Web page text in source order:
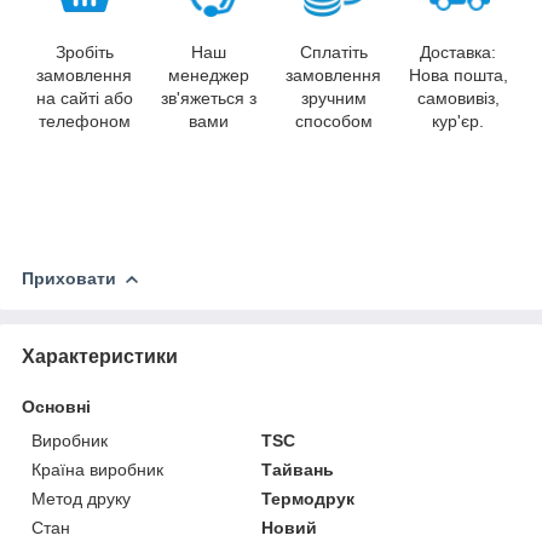
Зробіть
замовлення
на сайті або
телефоном
Наш
менеджер
зв'яжеться з
вами
Сплатіть
замовлення
зручним
способом
Доставка:
Нова пошта,
самовивіз,
кур'єр.
Приховати
Характеристики
Основні
Виробник
TSC
Країна виробник
Тайвань
Метод друку
Термодрук
Стан
Новий